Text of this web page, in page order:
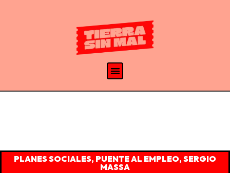
PLANES SOCIALES, PUENTE AL EMPLEO,SERGIO
MASSA